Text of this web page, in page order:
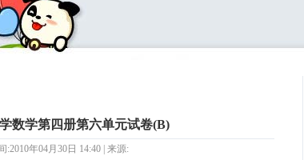
数学第四册第六单元试卷(B)
:2010年04月30日 14:40 | 来源: